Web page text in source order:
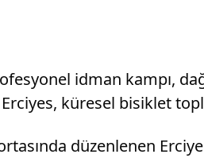
idman kampı,
küresel bisiklet
düzenlenen